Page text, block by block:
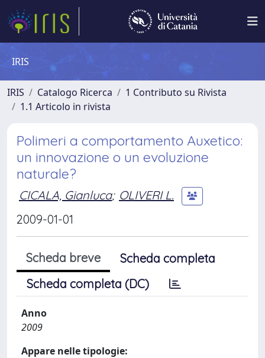
IRIS
IRIS Catalogo Ricerca
1 Contributo su Rivista
1.1 Articolo in rivista
Polimeri a comportamento Auxetico:
un innovazione o un evoluzione
naturale?
CICALA, Gianluca; OLIVERI L.
2009-01-01
Scheda breve
Scheda completa
Scheda completa (DC)
Anno
2009
Appare nelle tipologie: